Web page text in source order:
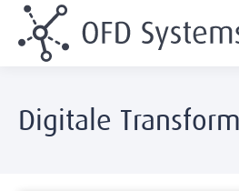
Digitale